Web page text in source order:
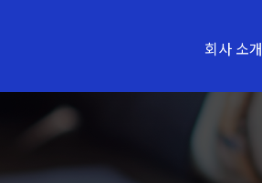
회사 소개